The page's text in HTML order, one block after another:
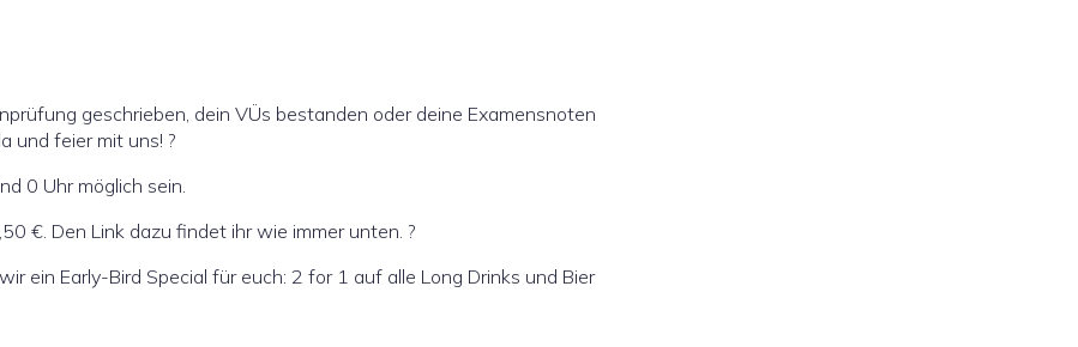
geschrieben, dein VÜs bestanden oder deine Examensnoten
und feier mit uns! ?
0 Uhr möglich sein.
€. Den Link dazu findet ihr wie immer unten. ?
ein Early-Bird Special für euch: 2 for 1 auf alle Long Drinks und Bier